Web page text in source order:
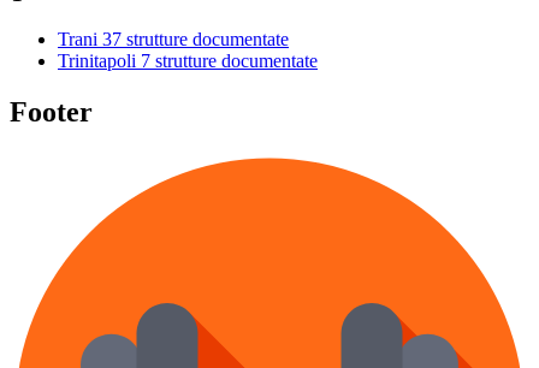
Trani 37 strutture documentate
Trinitapoli 7 strutture documentate
Footer